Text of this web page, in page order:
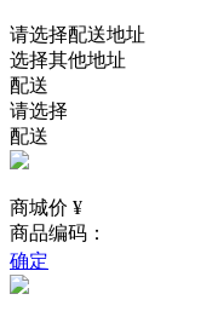
请选择配送地址
选择其他地址
配送
请选择
配送
商城价 ¥
商品编码：
确定